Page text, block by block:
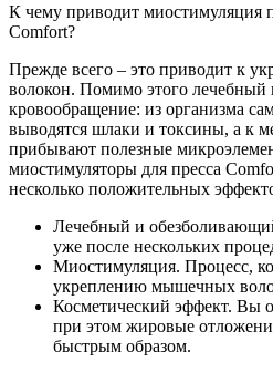
К чему приводит миостимуляция
Comfort?
Прежде всего – это приводит к
волокон. Помимо этого лечебный
кровообращение: из организма
выводятся шлаки и токсины, а к
прибывают полезные
миостимуляторы для пресса
несколько положительных
Лечебный и
уже после нескольких
Миостимуляция. Процесс,
укреплению мышечных
Косметический эффект. Вы
при этом жировые
быстрым образом.